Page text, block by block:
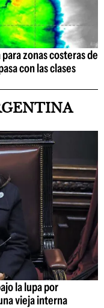
zonas costeras de
con las clases
la lupa por
vieja interna